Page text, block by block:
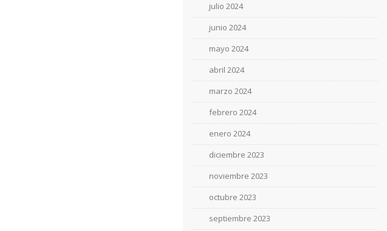
julio 2024
junio 2024
mayo 2024
abril 2024
marzo 2024
febrero 2024
enero 2024
diciembre 2023
noviembre 2023
octubre 2023
septiembre 2023